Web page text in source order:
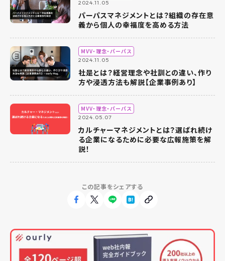
この記事をシェアする
2024.11.05
パーパスマネジメントとは？組織の存在意
義から個人の幸福度を高める方法
MVV・理念・パーパス
2024.11.05
社是とは？経営理念や社訓との違い、作り
方や浸透方法も解説【企業事例あり】
MVV・理念・パーパス
2024.05.07
カルチャーマネジメントとは？選ばれ続け
る企業になるために必要な広報施策を解
説！